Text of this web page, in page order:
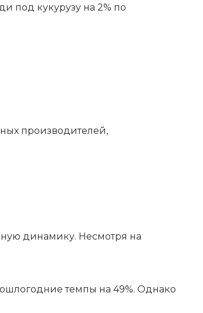
под кукурузу на 2% по
производителей,
динамику. Несмотря на
темпы на 49%. Однако